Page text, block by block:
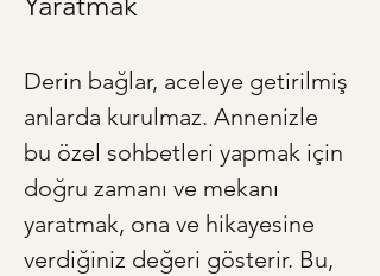
Derin bağlar, aceleye getirilmiş
anlarda kurulmaz. Annenizle
bu özel sohbetleri yapmak için
doğru zamanı ve mekanı
yaratmak, ona ve hikayesine
verdiğiniz değeri gösterir. Bu,